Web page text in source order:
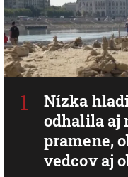
Nízka
odhalila aj
pramene,
vedcov aj